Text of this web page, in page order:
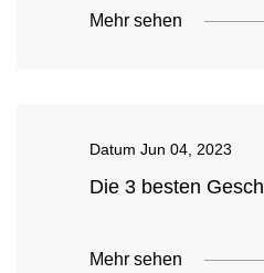
Mehr sehen
Datum Jun 04, 2023
Die 3 besten
Mehr sehen